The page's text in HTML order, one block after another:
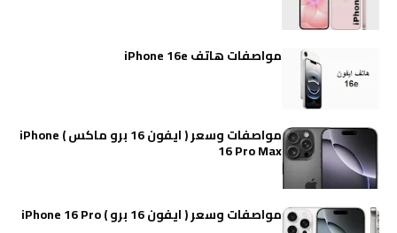
مواصفات هاتف iPhone 16e
مواصفات وسعر ( ايفون 16 برو ماكس ) iPhone
16 Pro Max
مواصفات وسعر ( ايفون 16 برو ) iPhone 16 Pro